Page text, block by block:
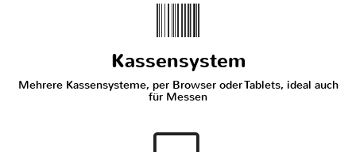
Kassensystem
Mehrere Kassensysteme, per Browser oder Tablets, ideal auch
für Messen